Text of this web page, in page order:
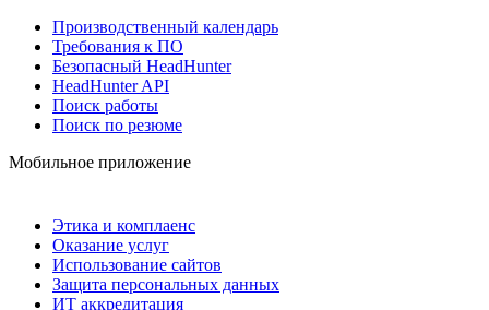
Производственный календарь
Требования к ПО
Безопасный HeadHunter
HeadHunter API
Поиск работы
Поиск по резюме
Мобильное приложение
Этика и комплаенс
Оказание услуг
Использование сайтов
Защита персональных данных
ИТ аккредитация